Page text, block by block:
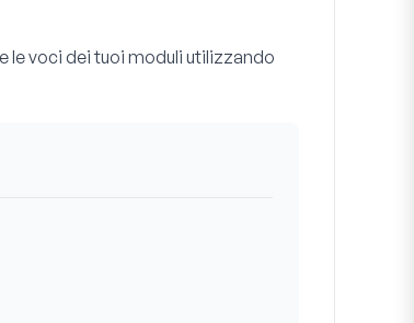
le voci dei tuoi moduli utilizzando